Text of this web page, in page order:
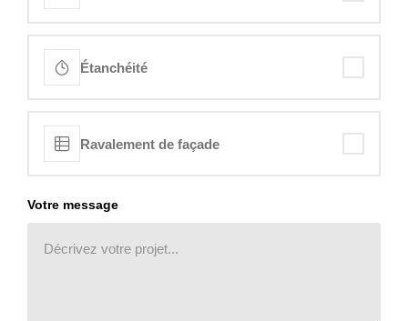
Étanchéité
Ravalement de façade
Votre message